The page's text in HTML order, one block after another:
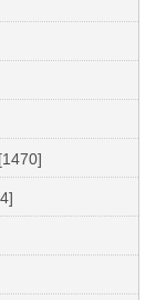
[1470]